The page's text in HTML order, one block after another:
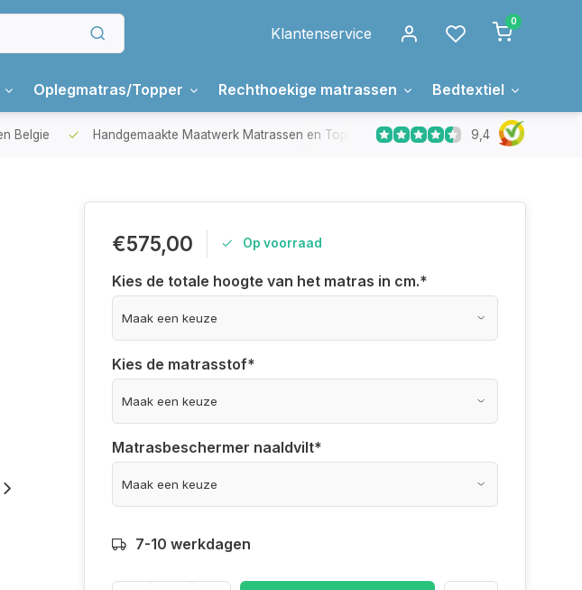
Klantenservice
0
Oplegmatras/Topper Rechthoekige matrassen Bedtextiel
Belgie Handgemaakte Maatwerk Matrassen en Toppers In Nederland gemaakt
9,4
€575,00 Op voorraad
Kies de totale hoogte van het matras in cm.*
Kies de matrasstof*
Matrasbeschermer naaldvilt*
7-10 werkdagen